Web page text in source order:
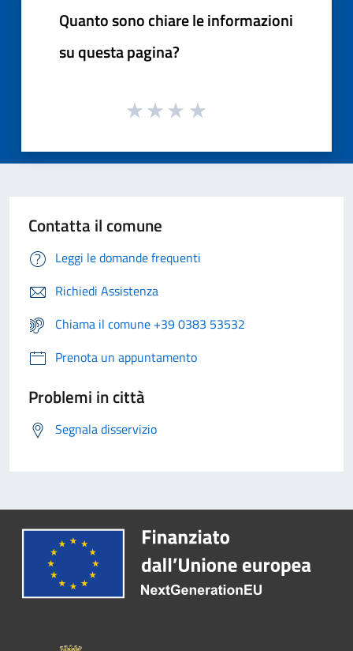
Quanto sono chiare le informazioni
su questa pagina?
Contatta il comune
Leggi le domande frequenti
Richiedi Assistenza
Chiama il comune +39 0383 53532
Prenota un appuntamento
Problemi in città
Segnala disservizio